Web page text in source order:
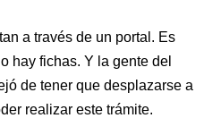
a través de un portal. Es
hay fichas. Y la gente del
de tener que desplazarse a
realizar este trámite.